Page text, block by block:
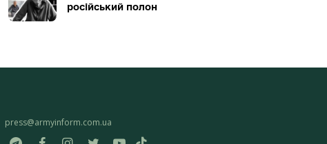
російський полон
press@armyinform.com.ua